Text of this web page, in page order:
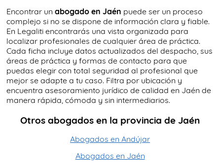
Encontrar un abogado en Jaén puede ser un proceso
complejo si no se dispone de información clara y fiable.
En Legaliti encontrarás una vista organizada para
localizar profesionales de cualquier área de práctica.
Cada ficha incluye datos actualizados del despacho, sus
áreas de práctica y formas de contacto para que
puedas elegir con total seguridad al profesional que
mejor se adapte a tu caso. Filtra por ubicación y
encuentra asesoramiento jurídico de calidad en Jaén de
manera rápida, cómoda y sin intermediarios.
Otros abogados en la provincia de Jaén
Abogados en Andújar
Abogados en Jaén